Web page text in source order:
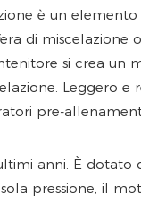
è un
di
si crea un
Leggero e
pre-
anni. È dotato
pressione, il